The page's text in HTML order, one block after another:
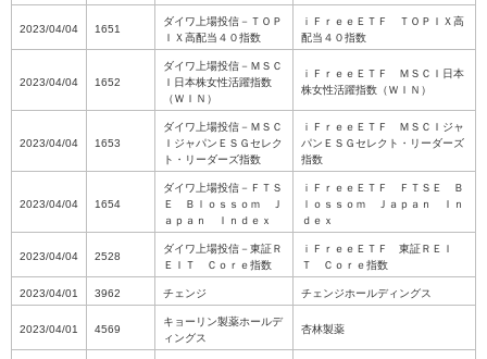
2023/04/04 1651
ダイワ上場投信－ＴＯＰ
ＩＸ高配当４０指数
ｉＦｒｅｅＥＴＦ ＴＯＰＩＸ高
配当４０指数
2023/04/04 1652
ダイワ上場投信－ＭＳＣ
Ｉ日本株女性活躍指数
（ＷＩＮ）
ｉＦｒｅｅＥＴＦ ＭＳＣＩ日本
株女性活躍指数（ＷＩＮ）
2023/04/04 1653
ダイワ上場投信－ＭＳＣ
ＩジャパンＥＳＧセレク
ト・リーダーズ指数
ｉＦｒｅｅＥＴＦ ＭＳＣＩジャ
パンＥＳＧセレクト・リーダーズ
指数
2023/04/04 1654
ダイワ上場投信－ＦＴＳ
Ｅ Ｂｌｏｓｓｏｍ Ｊ
ａｐａｎ Ｉｎｄｅｘ
ｉＦｒｅｅＥＴＦ ＦＴＳＥ Ｂ
ｌｏｓｓｏｍ Ｊａｐａｎ Ｉｎ
ｄｅｘ
2023/04/04 2528
ダイワ上場投信－東証Ｒ
ＥＩＴ Ｃｏｒｅ指数
ｉＦｒｅｅＥＴＦ 東証ＲＥＩ
Ｔ Ｃｏｒｅ指数
2023/04/01 3962 チェンジ チェンジホールディングス
2023/04/01 4569
キョーリン製薬ホールデ
ィングス
杏林製薬